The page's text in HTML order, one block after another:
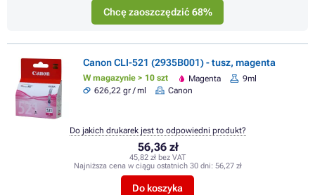
Chcę zaoszczędzić 68%
Canon CLI-521 (2935B001) - tusz, magenta
W magazynie > 10 szt Magenta
9ml
626,22 gr / ml
Canon
56,36 zł
45,82 zł bez VAT
Najniższa cena w ciągu ostatnich 30 dni: 56,27 zł
Do koszyka
Do jakich drukarek jest to odpowiedni produkt?